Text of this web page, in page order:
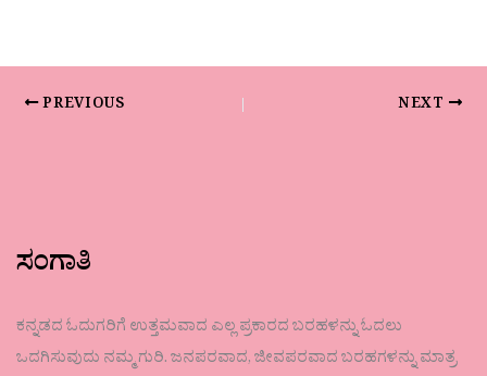
PREVIOUS NEXT
ಸಂಗಾತಿ
ಕನ್ನಡದ ಓದುಗರಿಗೆ ಉತ್ತಮವಾದ ಎಲ್ಲ ಪ್ರಕಾರದ ಬರಹಳನ್ನು ಓದಲು
ಒದಗಿಸುವುದು ನಮ್ಮ ಗುರಿ. ಜನಪರವಾದ, ಜೀವಪರವಾದ ಬರಹಗಳನ್ನು ಮಾತ್ರ